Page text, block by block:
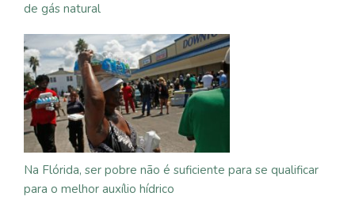
de gás natural
Na Flórida, ser pobre não é suficiente para se qualificar
para o melhor auxílio hídrico